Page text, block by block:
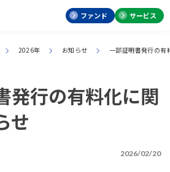
ファンド サービス
2026年 お知らせ 一部証明書発行の有
発行の有料化に関
せ
2026/02/20